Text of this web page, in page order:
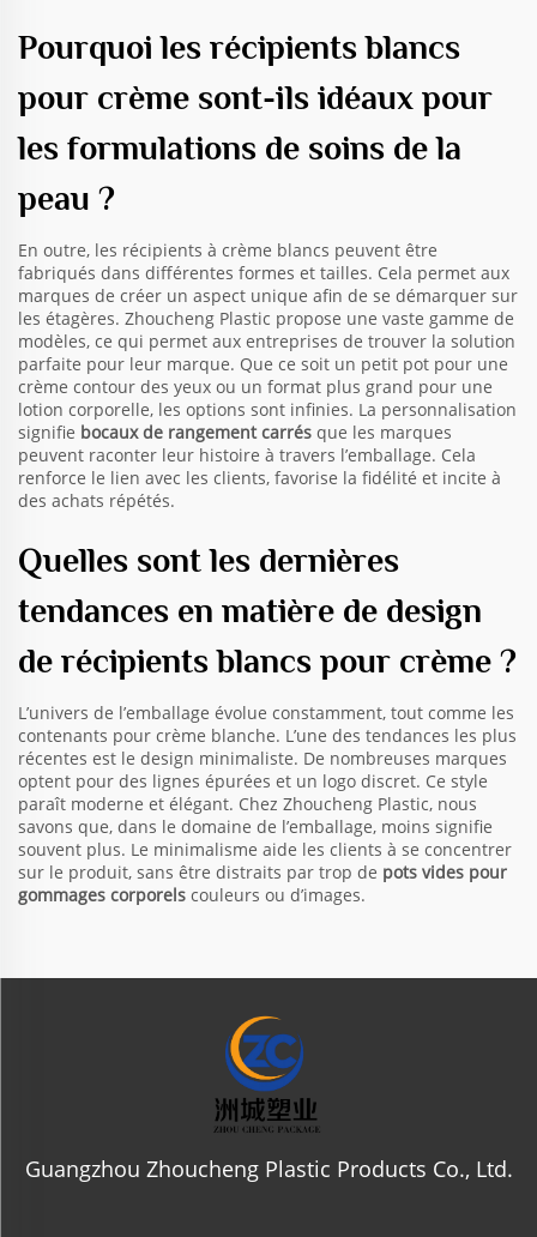
Pourquoi les récipients blancs
pour crème sont-ils idéaux pour
les formulations de soins de la
peau ?
En outre, les récipients à crème blancs peuvent être
fabriqués dans différentes formes et tailles. Cela permet aux
marques de créer un aspect unique afin de se démarquer sur
les étagères. Zhoucheng Plastic propose une vaste gamme de
modèles, ce qui permet aux entreprises de trouver la solution
parfaite pour leur marque. Que ce soit un petit pot pour une
crème contour des yeux ou un format plus grand pour une
lotion corporelle, les options sont infinies. La personnalisation
signifie bocaux de rangement carrés que les marques
peuvent raconter leur histoire à travers l’emballage. Cela
renforce le lien avec les clients, favorise la fidélité et incite à
des achats répétés.
Quelles sont les dernières
tendances en matière de design
de récipients blancs pour crème ?
L’univers de l’emballage évolue constamment, tout comme les
contenants pour crème blanche. L’une des tendances les plus
récentes est le design minimaliste. De nombreuses marques
optent pour des lignes épurées et un logo discret. Ce style
paraît moderne et élégant. Chez Zhoucheng Plastic, nous
savons que, dans le domaine de l’emballage, moins signifie
souvent plus. Le minimalisme aide les clients à se concentrer
sur le produit, sans être distraits par trop de pots vides pour
gommages corporels couleurs ou d’images.
Guangzhou Zhoucheng Plastic Products Co., Ltd.